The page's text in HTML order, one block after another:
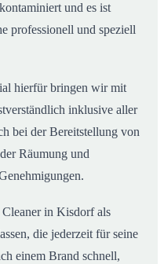
und es ist
professionell und speziell
hierfür bringen wir mit
inklusive aller
bei der Bereitstellung von
Räumung und
in Kisdorf als
die jederzeit für seine
einem Brand schnell,